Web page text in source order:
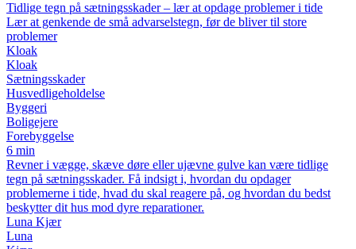
Tidlige tegn på sætningsskader – lær at opdage problemer i tide
Lær at genkende de små advarselstegn, før de bliver til store
problemer
Kloak
Kloak
Sætningsskader
Husvedligeholdelse
Byggeri
Boligejere
Forebyggelse
6 min
Revner i vægge, skæve døre eller ujævne gulve kan være tidlige
tegn på sætningsskader. Få indsigt i, hvordan du opdager
problemerne i tide, hvad du skal reagere på, og hvordan du bedst
beskytter dit hus mod dyre reparationer.
Luna Kjær
Luna